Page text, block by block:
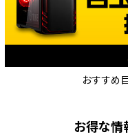
おすすめ
お得な情